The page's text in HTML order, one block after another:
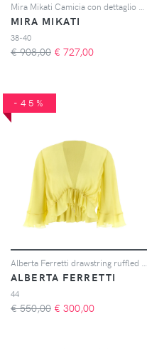
Mira Mikati Camicia con dettaglio cut-out - Verde
MIRA MIKATI
38-40
€ 908,00 € 727,00
-45%
Alberta Ferretti drawstring ruffled blouse - Giallo
ALBERTA FERRETTI
44
€ 550,00 € 300,00